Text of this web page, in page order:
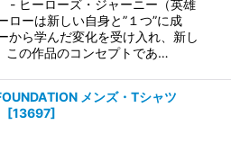
- ヒーローズ・ジャーニー（英雄
ローは新しい自身と”１つ”に成
から学んだ変化を受け入れ、新し
この作品のコンセプトであ…
メンズ・Tシャツ
[13697]